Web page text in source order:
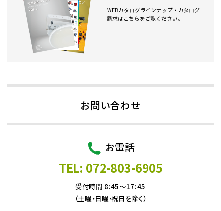
WEBカタログラインナップ・カタログ
請求はこちらをご覧ください。
お問い合わせ
お電話
TEL: 072-803-6905
受付時間 8:45～17:45
（土曜・日曜・祝日を除く）